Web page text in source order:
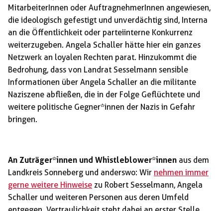
MitarbeiterInnen oder AuftragnehmerInnen angewiesen,
die ideologisch gefestigt und unverdächtig sind, Interna
an die Öffentlichkeit oder parteiinterne Konkurrenz
weiterzugeben. Angela Schaller hätte hier ein ganzes
Netzwerk an loyalen Rechten parat. Hinzukommt die
Bedrohung, dass von Landrat Sesselmann sensible
Informationen über Angela Schaller an die militante
Naziszene abfließen, die in der Folge Geflüchtete und
weitere politische Gegner*innen der Nazis in Gefahr
bringen.
An Zuträger*innen und Whistleblower*innen aus dem
Landkreis Sonneberg und anderswo: Wir nehmen immer
gerne weitere Hinweise zu Robert Sesselmann, Angela
Schaller und weiteren Personen aus deren Umfeld